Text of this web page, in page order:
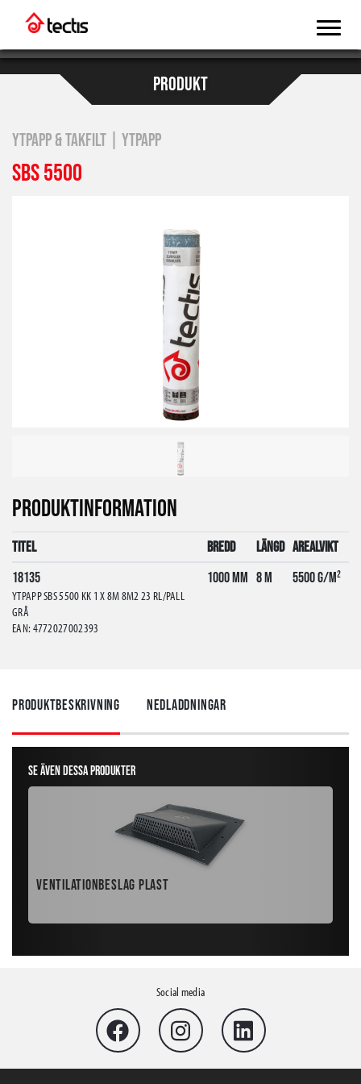
PRODUKT
YTPAPP & TAKFILT | YTPAPP
SBS 5500
PRODUKTINFORMATION
Titel Bredd Längd Arealvikt
18135
YTPAPP SBS 5500 KK 1 X 8M 8M2 23 RL/PALL
GRÅ
EAN: 4772027002393
1000 mm 8 m 5500 g/m²
Produktbeskrivning Nedladdningar
Se även dessa produkter
Ventilationbeslag Plast
Social media